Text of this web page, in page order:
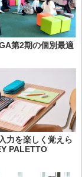
第2期の個別最適
力を楽しく覚えら
PALETTO